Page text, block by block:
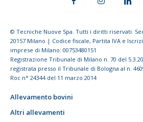
© Tecniche Nuove Spa. Tutti i diritti riservati.
20157 Milano | Codice fiscale, Partita IVA e
imprese di Milano: 00753480151
Registrazione Tribunale di Milano n. 70 del
registrata presso il Tribunale di Bologna al n.
Roc n° 24344 del 11 marzo 2014
Allevamento bovini
Altri allevamenti